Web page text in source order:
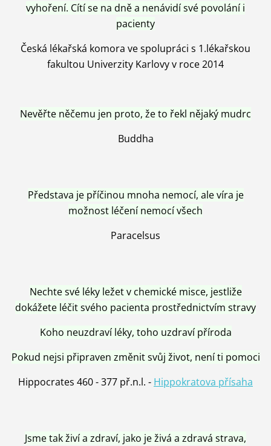
vyhoření. Cítí se na dně a nenávidí své povolání i
pacienty
Česká lékařská komora ve spolupráci s 1.lékařskou
fakultou Univerzity Karlovy v roce 2014
Nevěřte něčemu jen proto, že to řekl nějaký mudrc
Buddha
Představa je příčinou mnoha nemocí, ale víra je
možnost léčení nemocí všech
Paracelsus
Nechte své léky ležet v chemické misce, jestliže
dokážete léčit svého pacienta prostřednictvím stravy
Koho neuzdraví léky, toho uzdraví příroda
Pokud nejsi připraven změnit svůj život, není ti pomoci
Hippocrates 460 - 377 př.n.l. - Hippokratova přísaha
Jsme tak živí a zdraví, jako je živá a zdravá strava,